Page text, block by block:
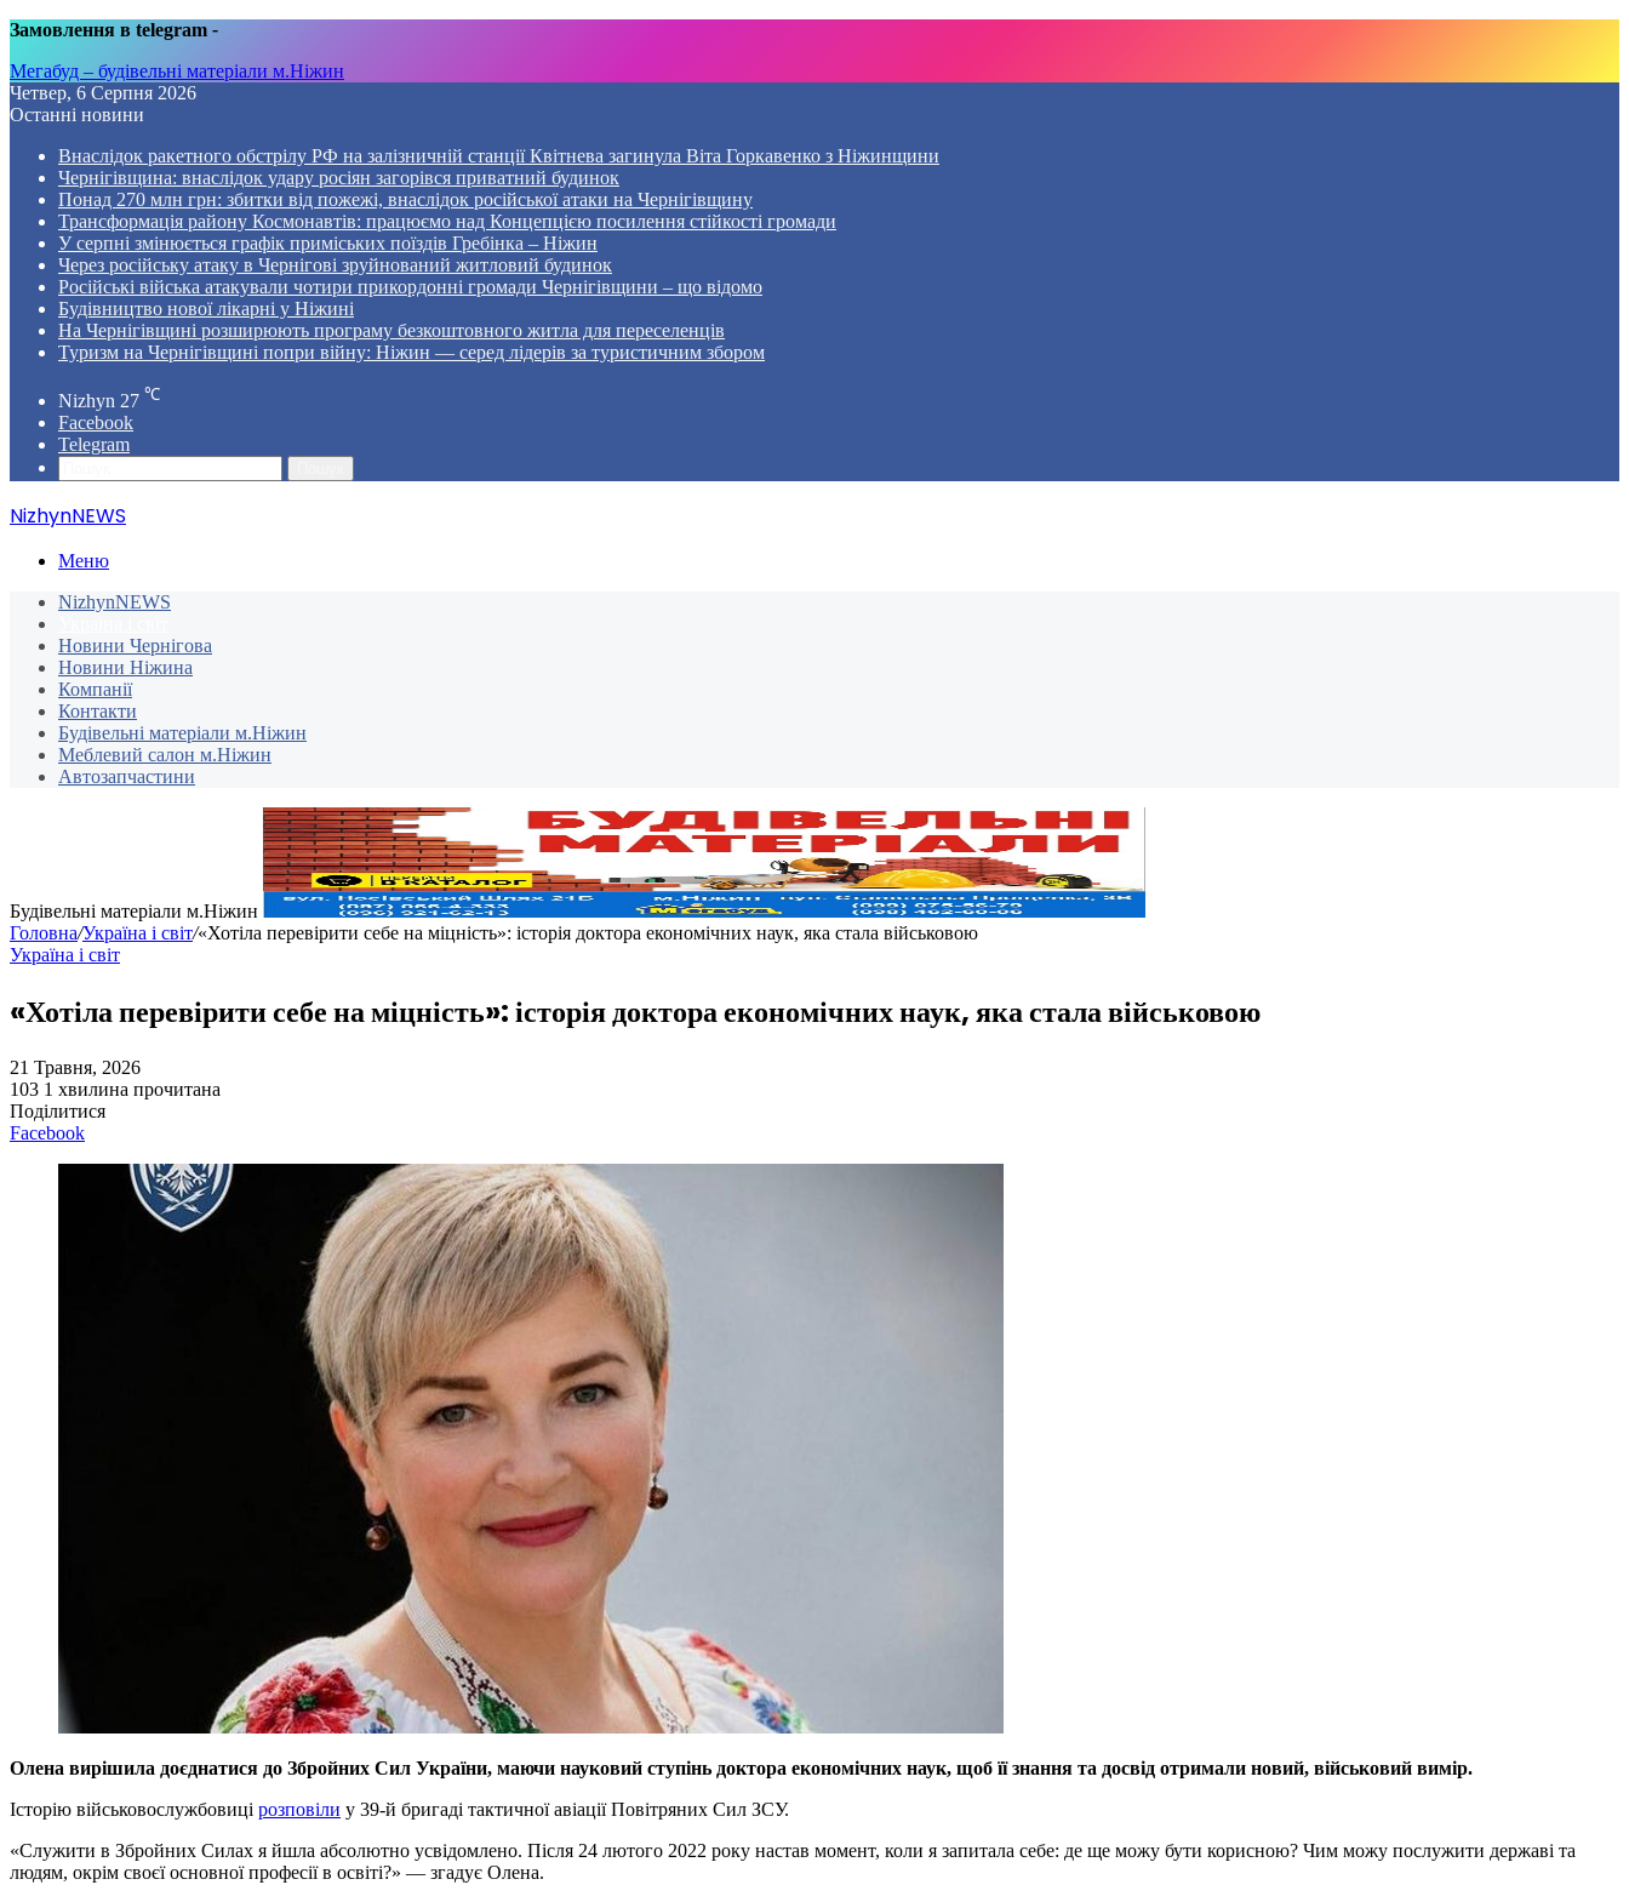
Замовлення в telegram -
Мегабуд – будівельні матеріали м.Ніжин
Четвер, 6 Серпня 2026
Останні новини
Внаслідок ракетного обстрілу РФ на залізничній станції Квітнева загинула Віта Горкавенко з Ніжинщини
Чернігівщина: внаслідок удару росіян загорівся приватний будинок
Понад 270 млн грн: збитки від пожежі, внаслідок російської атаки на Чернігівщину
Трансформація району Космонавтів: працюємо над Концепцією посилення стійкості громади
У серпні змінюється графік приміських поїздів Гребінка – Ніжин
Через російську атаку в Чернігові зруйнований житловий будинок
Російські війська атакували чотири прикордонні громади Чернігівщини – що відомо
Будівництво нової лікарні у Ніжині
На Чернігівщині розширюють програму безкоштовного житла для переселенців
Туризм на Чернігівщині попри війну: Ніжин — серед лідерів за туристичним збором
Nizhyn 27 ℃
Facebook
Telegram
NizhynNEWS
Меню
NizhynNEWS
Новини Чернігова
Новини Ніжина
Компанії
Контакти
Будівельні матеріали м.Ніжин
Меблевий салон м.Ніжин
Автозапчастини
Будівельні матеріали м.Ніжин
Головна/Україна і світ/«Хотіла перевірити себе на міцність»: історія доктора економічних наук, яка стала військовою
Україна і світ
«Хотіла перевірити себе на міцність»: історія доктора економічних наук, яка стала військовою
21 Травня, 2026
103 1 хвилина прочитана
Поділитися
Facebook
Олена вирішила доєднатися до Збройних Сил України, маючи науковий ступінь доктора економічних наук, щоб її знання та досвід отримали новий, військовий вимір.
Історію військовослужбовиці розповіли у 39-й бригаді тактичної авіації Повітряних Сил ЗСУ.
«Служити в Збройних Силах я йшла абсолютно усвідомлено. Після 24 лютого 2022 року настав момент, коли я запитала себе: де ще можу бути корисною? Чим можу послужити державі та
людям, окрім своєї основної професії в освіті?» — згадує Олена.